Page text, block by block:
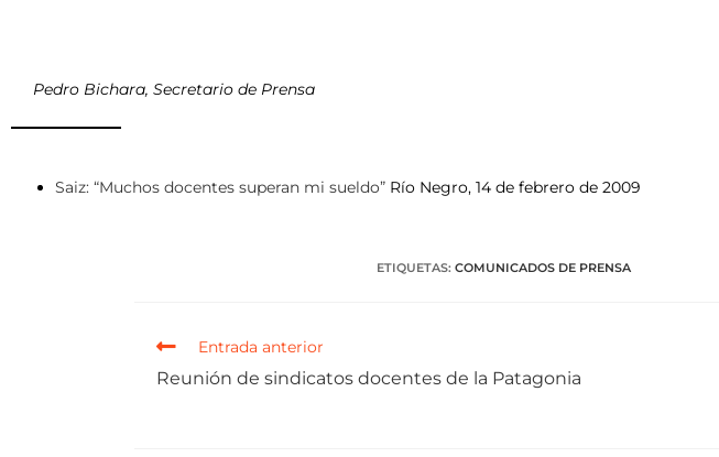
Pedro Bichara, Secretario de Prensa
Saiz: “Muchos docentes superan mi sueldo” Río Negro, 14 de febrero de 2009
ETIQUETAS: COMUNICADOS DE PRENSA
Entrada anterior
Reunión de sindicatos docentes de la Patagonia